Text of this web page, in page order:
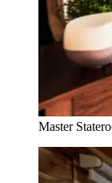
Master